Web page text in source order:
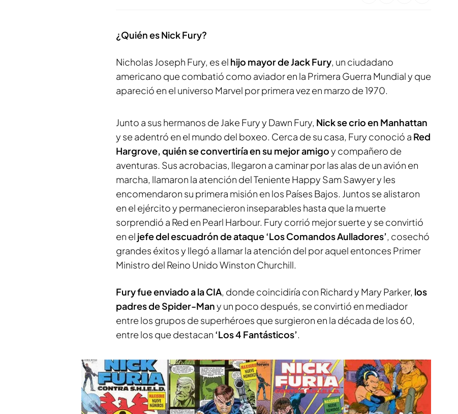
¿Quién es Nick Fury?
Nicholas Joseph Fury, es el hijo mayor de Jack Fury, un ciudadano
americano que combatió como aviador en la Primera Guerra Mundial y que
apareció en el universo Marvel por primera vez en marzo de 1970.
Junto a sus hermanos de Jake Fury y Dawn Fury, Nick se crio en Manhattan
y se adentró en el mundo del boxeo. Cerca de su casa, Fury conoció a Red
Hargrove, quién se convertiría en su mejor amigoy compañero de
aventuras. Sus acrobacias, llegaron a caminar por las alas de un avión en
marcha, llamaron la atención del Teniente Happy Sam Sawyer y les
encomendaron su primera misión en los Países Bajos. Juntos se alistaron
en el ejército y permanecieron inseparables hasta que la muerte
sorprendió a Red en Pearl Harbour. Fury corrió mejor suerte y se convirtió
en el jefe del escuadrón de ataque ‘Los Comandos Aulladores’, cosechó
grandes éxitos y llegó a llamar la atención del por aquel entonces Primer
Ministro del Reino Unido Winston Churchill.
Fury fue enviado a la CIA, donde coincidiría con Richard y Mary Parker, los
padres de Spider-Many un poco después, se convirtió en mediador
entre los grupos de superhéroes que surgieron en la década de los 60,
entre los que destacan ‘Los 4 Fantásticos’.